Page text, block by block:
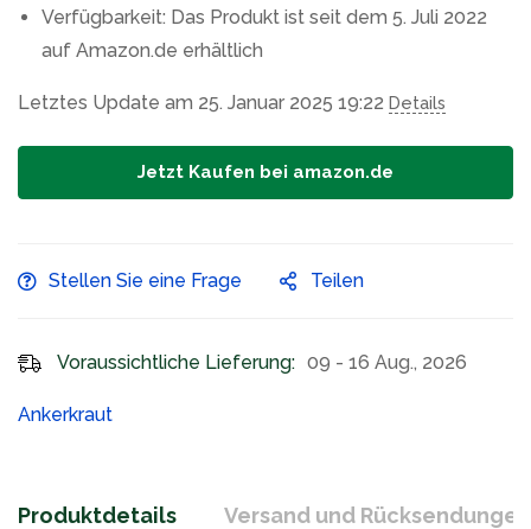
Verfügbarkeit: Das Produkt ist seit dem 5. Juli 2022
auf Amazon.de erhältlich
Letztes Update am 25. Januar 2025 19:22 Details
Jetzt Kaufen bei amazon.de
Stellen Sie eine Frage Teilen
Voraussichtliche Lieferung: 09 - 16 Aug., 2026
Ankerkraut
Produktdetails Versand und Rücksendungen